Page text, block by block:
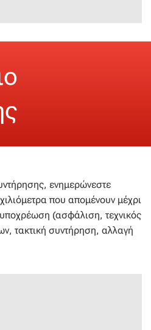
ενημερώνεστε
που απομένουν μέχρι
(ασφάλιση, τεχνικός
τακτική συντήρηση, αλλαγή